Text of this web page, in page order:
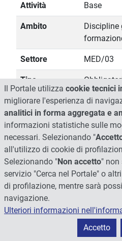
Attività Base
Ambito
Discipline
Settore MED/03
Tipo
insegnamento
Cognomi A-L
CFU 2
Docente
responsabile
Docenti
Il Portale utilizza cookie tecnici
migliorare l'esperienza di
analitici in forma aggregata e
informazioni statistiche sulle
necessari. Selezionando "
all'utilizzo di cookie di
Selezionando "Non accetto"
servizio "Cerca nel Portale" o
di profilazione, mentre sarà
navigazione.
Ulteriori informazioni
Accetto